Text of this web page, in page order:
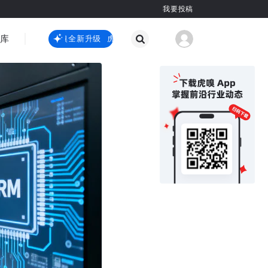
我要投稿
国际热点
虎嗅嗅全新升级 虎嗅嗅全新升级